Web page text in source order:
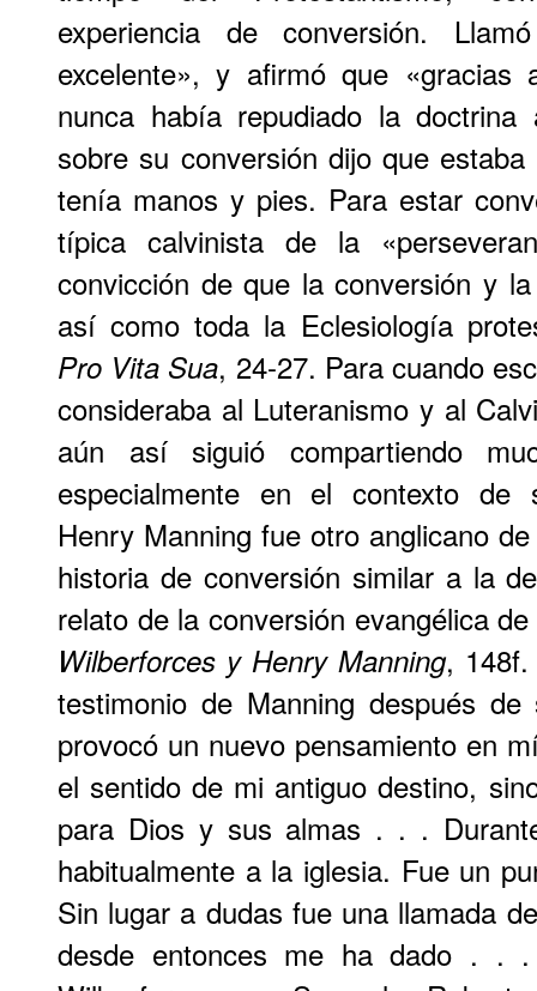
experiencia de conversión.
excelente», y afirmó que «gracias
nunca había repudiado la
sobre su conversión dijo que
tenía manos y pies. Para estar
típica calvinista de la
convicción de que la conversión y
así como toda la Eclesiología
Pro Vita Sua, 24-27. Para cuando
consideraba al Luteranismo y al
aún así siguió compartiendo
especialmente en el contexto de
Henry Manning fue otro anglicano
historia de conversión similar a la
relato de la conversión evangélica
Wilberforces y Henry Manning, 148f.
testimonio de Manning después
provocó un nuevo pensamiento en
el sentido de mi antiguo destino,
para Dios y sus almas . . .
habitualmente a la iglesia. Fue un
Sin lugar a dudas fue una llamada
desde entonces me ha dado . .